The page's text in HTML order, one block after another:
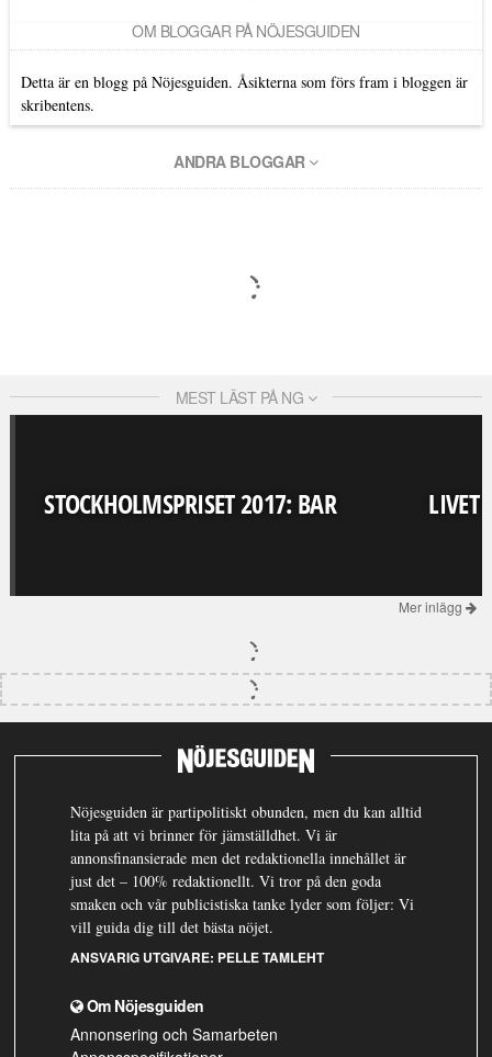
OM BLOGGAR PÅ NÖJESGUIDEN
Detta är en blogg på Nöjesguiden. Åsikterna som förs fram i bloggen är
skribentens.
ANDRA BLOGGAR
MEST LÄST PÅ NG
STOCKHOLMSPRISET 2017: BAR LIVET
Mer inlägg
Nöjesguiden är partipolitiskt obunden, men du kan alltid
lita på att vi brinner för jämställdhet. Vi är
annonsfinansierade men det redaktionella innehållet är
just det – 100% redaktionellt. Vi tror på den goda
smaken och vår publicistiska tanke lyder som följer: Vi
vill guida dig till det bästa nöjet.
ANSVARIG UTGIVARE: PELLE TAMLEHT
Om Nöjesguiden
Annonsering och Samarbeten